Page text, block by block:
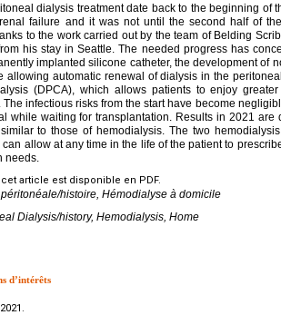
dialysis treatment date back to the beginning of
failure and it was not until the second half of
to the work carried out by the team of Belding
his stay in Seattle. The needed progress has
implanted silicone catheter, the development of
allowing automatic renewal of dialysis in the
(DPCA), which allows patients to enjoy
The infectious risks from the start have become
while waiting for transplantation. Results in 2021
to those of hemodialysis. The two
allow at any time in the life of the patient to
needs.
article est disponible en PDF.
histoire, Hémodialyse à domicile
Dialysis/history, Hemodialysis, Home
d’intérêts